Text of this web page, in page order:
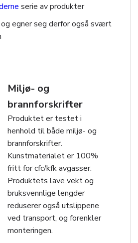
serie av produkter
egner seg derfor også svært
Miljø- og
brannforskrifter
Produktet er testet i
henhold til både miljø- og
brannforskrifter.
Kunstmaterialet er 100%
fritt for cfc/kfk avgasser.
Produktets lave vekt og
bruksvennlige lengder
reduserer også utslippene
ved transport, og forenkler
monteringen.